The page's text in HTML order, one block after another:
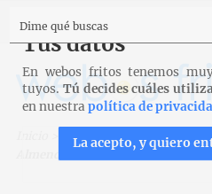
Recetas Bizcochos,
Tus datos
En webos fritos tenemos
tuyos. Tú decides cuáles
en nuestrapolítica de
La acepto, y quiero